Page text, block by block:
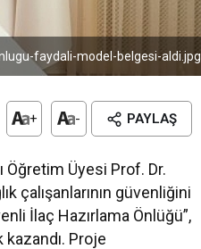
faydali-model-belgesi-aldi.jpg
+ - PAYLAŞ
Öğretim Üyesi Prof. Dr.
çalışanlarının güvenliğini
İlaç Hazırlama Önlüğü”,
Proje